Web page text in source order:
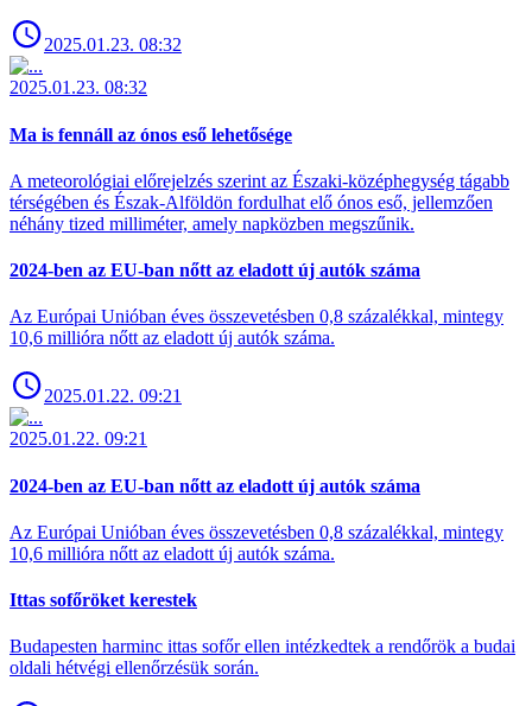
2025.01.23. 08:32
2025.01.23. 08:32
Ma is fennáll az ónos eső lehetősége
A meteorológiai előrejelzés szerint az Északi-középhegység tágabb
térségében és Észak-Alföldön fordulhat elő ónos eső, jellemzően
néhány tized milliméter, amely napközben megszűnik.
2024-ben az EU-ban nőtt az eladott új autók száma
Az Európai Unióban éves összevetésben 0,8 százalékkal, mintegy
10,6 millióra nőtt az eladott új autók száma.
2025.01.22. 09:21
2025.01.22. 09:21
2024-ben az EU-ban nőtt az eladott új autók száma
Az Európai Unióban éves összevetésben 0,8 százalékkal, mintegy
10,6 millióra nőtt az eladott új autók száma.
Ittas sofőröket kerestek
Budapesten harminc ittas sofőr ellen intézkedtek a rendőrök a budai
oldali hétvégi ellenőrzésük során.